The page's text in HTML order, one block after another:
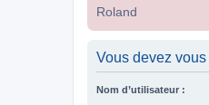
Roland
Vous devez
Nom d’utilisateur :